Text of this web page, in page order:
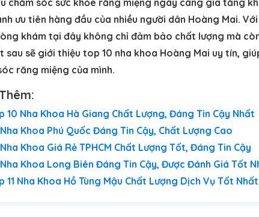
ưu tiên hàng đầu của nhiều người dân Hoàng Mai.
khám tại đây không chỉ đảm bảo chất lượng mà
sau sẽ giới thiệu top 10 nha khoa Hoàng Mai uy tín,
răng miệng của mình.
10 Nha Khoa Hà Giang Chất Lượng, Đáng Tin Cậy Nhất
Khoa Phú Quốc Đáng Tin Cậy, Chất Lượng Cao
Khoa Giá Rẻ TPHCM Chất Lượng Tốt, Đáng Tin Cậy
Khoa Long Biên Đáng Tin Cậy, Được Đánh Giá Tốt
11 Nha Khoa Hồ Tùng Mậu Chất Lượng Dịch Vụ Tốt Nhất